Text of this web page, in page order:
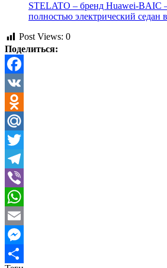
STELATO – бренд Huawei-BAIC
полностью электрический седан
Post Views: 0
Поделиться:
Facebook
VK
Odnoklassniki
Mail.Ru
Twitter
Telegram
Viber
WhatsApp
Email
Messenger